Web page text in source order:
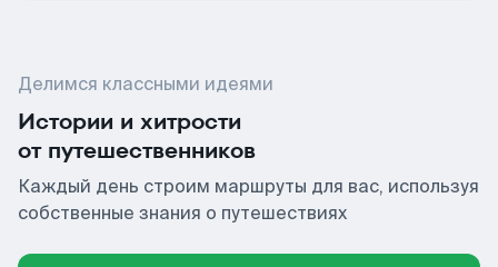
Делимся классными идеями
Истории и хитрости
от путешественников
Каждый день строим маршруты для вас, используя
собственные знания о путешествиях